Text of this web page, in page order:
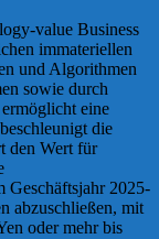
value Business
immateriellen
und Algorithmen
sowie durch
eine
die
den Wert für
Geschäftsjahr 2025-
abzuschließen, mit
oder mehr bis